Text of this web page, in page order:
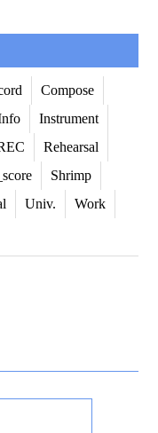
Compose
Instrument
Rehearsal
Shrimp
Univ.
Work